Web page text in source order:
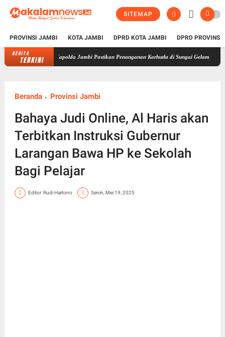
SITEMAP
PROVINSI JAMBI KOTA JAMBI DPRD KOTA JAMBI DPRD
BERITA
TERKINI
Kapolda Jambi Pastikan Penanganan Karhutla di Sungai Gelam Terus Dilakukan,
Beranda Provinsi Jambi
Bahaya Judi Online, Al Haris akan
Terbitkan Instruksi Gubernur
Larangan Bawa HP ke Sekolah
Bagi Pelajar
Editor: Rudi Hartono Senin, Mei 19, 2025